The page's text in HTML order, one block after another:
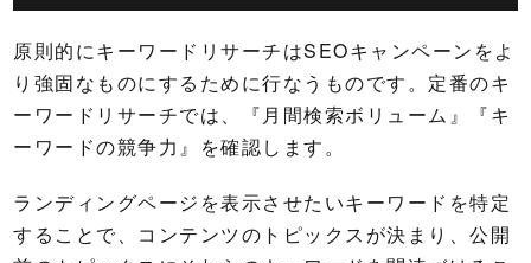
原則的にキーワードリサーチはSEOキャンペーンをよ
り強固なものにするために行なうものです。定番のキ
ーワードリサーチでは、『月間検索ボリューム』『キ
ーワードの競争力』を確認します。
ランディングページを表示させたいキーワードを特定
することで、コンテンツのトピックスが決まり、公開